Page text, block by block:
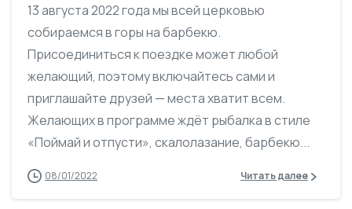
13 августа 2022 года мы всей церковью
собираемся в горы на барбекю.
Присоединиться к поездке может любой
желающий, поэтому включайтесь сами и
приглашайте друзей — места хватит всем.
Желающих в программе ждёт рыбалка в стиле
«Поймай и отпусти», скалолазание, барбекю...
08/01/2022 Читать далее